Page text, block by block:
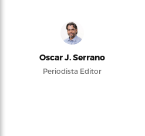
Oscar J. Serrano
Periodista Editor